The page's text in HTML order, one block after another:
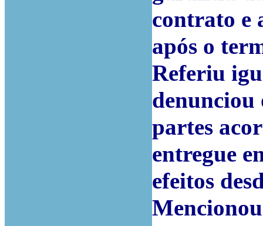
contrato e
após o
Referiu
denunciou
partes
entregue
efeitos